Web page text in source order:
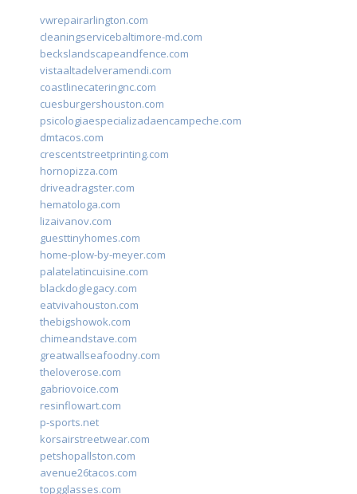
vwrepairarlington.com
cleaningservicebaltimore-md.com
beckslandscapeandfence.com
vistaaltadelveramendi.com
coastlinecateringnc.com
cuesburgershouston.com
psicologiaespecializadaencampeche.com
dmtacos.com
crescentstreetprinting.com
hornopizza.com
driveadragster.com
hematologa.com
lizaivanov.com
guesttinyhomes.com
home-plow-by-meyer.com
palatelatincuisine.com
blackdoglegacy.com
eatvivahouston.com
thebigshowok.com
chimeandstave.com
greatwallseafoodny.com
theloverose.com
gabriovoice.com
resinflowart.com
p-sports.net
korsairstreetwear.com
petshopallston.com
avenue26tacos.com
topgglasses.com